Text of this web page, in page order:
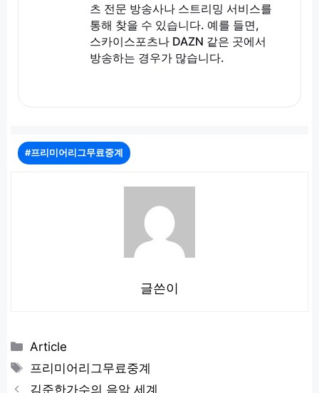
츠 전문 방송사나 스트리밍 서비스를
통해 찾을 수 있습니다. 예를 들면,
스카이스포츠나 DAZN 같은 곳에서
방송하는 경우가 많습니다.
#프리미어리그무료중계
글쓴이
카
테
Article
태
그
프리미어리그무료중계
김준한가수의 음악 세계